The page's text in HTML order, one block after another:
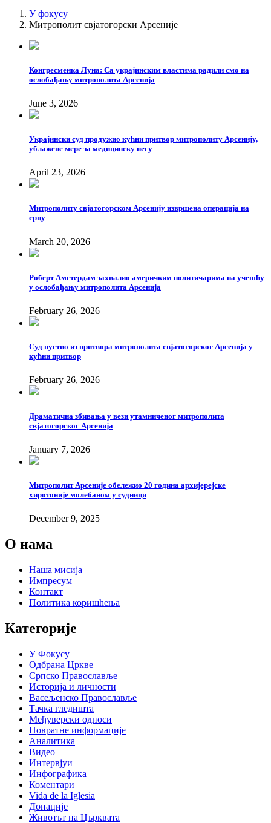
У фокусу
Митрополит свјатогорски Арсеније
Конгресменка Луна: Са украјинским властима радили смо на
ослобађању митрополита Арсенија
June 3, 2026
Украјински суд продужио кућни притвор митрополиту Арсенију,
ублажене мере за медицинску негу
April 23, 2026
Митрополиту свјатогорском Арсенију извршена операција на
срцу
March 20, 2026
Роберт Амстердам захвалио америчким политичарима на учешћу
у ослобађању митрополита Арсенија
February 26, 2026
Суд пустио из притвора митрополита свјатогорског Арсенија у
кућни притвор
February 26, 2026
Драматична збивања у вези утамниченог митрополита
свјатогорског Арсенија
January 7, 2026
Mитрополит Арсеније обележио 20 година архијерејске
хиротоније молебаном у судници
December 9, 2025
О нама
Наша мисија
Импресум
Контакт
Политика коришћења
Категорије
У Фокусу
Одбрана Цркве
Српско Православље
Историја и личности
Васељенско Православље
Тачка гледишта
Међуверски односи
Повратне информације
Аналитика
Видео
Интервјуи
Инфографика
Коментари
Vida de la Iglesia
Донације
Животът на Църквата